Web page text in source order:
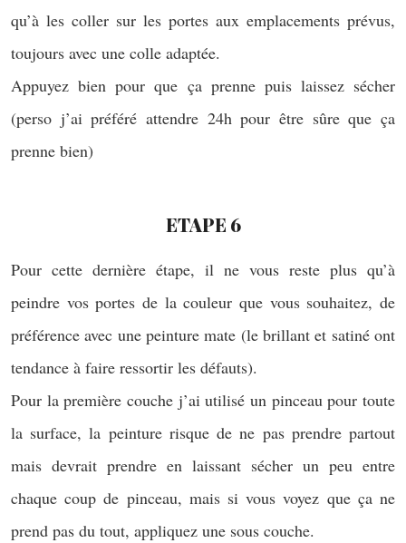
qu’à les coller sur les portes aux emplacements prévus,
toujours avec une colle adaptée.
Appuyez bien pour que ça prenne puis laissez sécher
(perso j’ai préféré attendre 24h pour être sûre que ça
prenne bien)
ETAPE 6
Pour cette dernière étape, il ne vous reste plus qu’à
peindre vos portes de la couleur que vous souhaitez, de
préférence avec une peinture mate (le brillant et satiné ont
tendance à faire ressortir les défauts).
Pour la première couche j’ai utilisé un pinceau pour toute
la surface, la peinture risque de ne pas prendre partout
mais devrait prendre en laissant sécher un peu entre
chaque coup de pinceau, mais si vous voyez que ça ne
prend pas du tout, appliquez une sous couche.